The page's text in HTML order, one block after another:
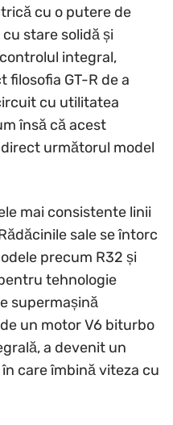
cu o putere de
cu stare solidă și
integral,
GT-R de a
cu utilitatea
însă că acest
următorul model
mai consistente linii
sale se întorc
precum R32 și
tehnologie
supermașină
un motor V6 biturbo
a devenit un
care îmbină viteza cu